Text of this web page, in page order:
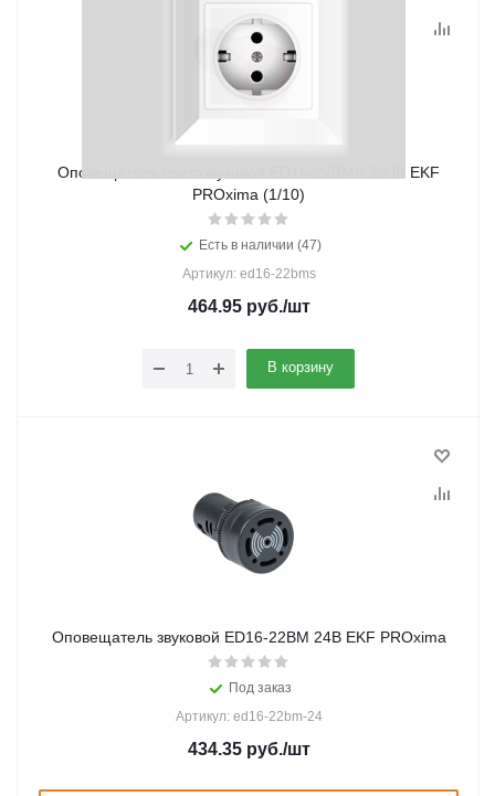
Оповещатель светозвуковой ED16-22BMS 230В EKF
PROxima (1/10)
Есть в наличии (47)
Артикул: ed16-22bms
464.95руб./шт
В корзину
Оповещатель звуковой ED16-22BM 24В EKF PROxima
Под заказ
Артикул: ed16-22bm-24
434.35руб./шт